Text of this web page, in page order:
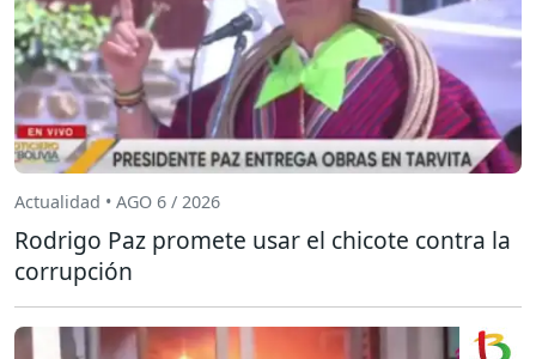
Actualidad • AGO 6 / 2026
Rodrigo Paz promete usar el chicote contra la
corrupción